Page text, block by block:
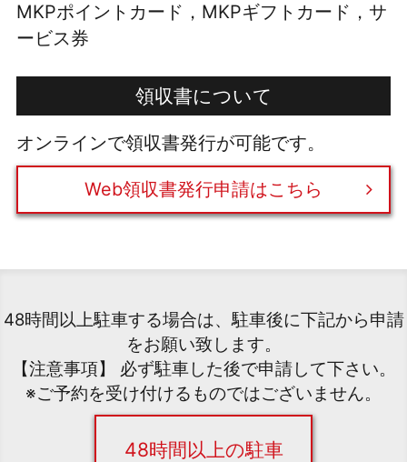
MKPポイントカード，MKPギフトカード，サ
ービス券
領収書について
オンラインで領収書発行が可能です。
Web領収書発行申請はこちら
48時間以上駐車する場合は、駐車後に下記から申請
をお願い致します。
【注意事項】 必ず駐車した後で申請して下さい。
※ご予約を受け付けるものではございません。
48時間以上の駐車